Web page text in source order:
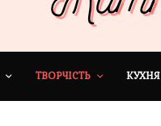
ТВОРЧІСТЬ КУХНЯ